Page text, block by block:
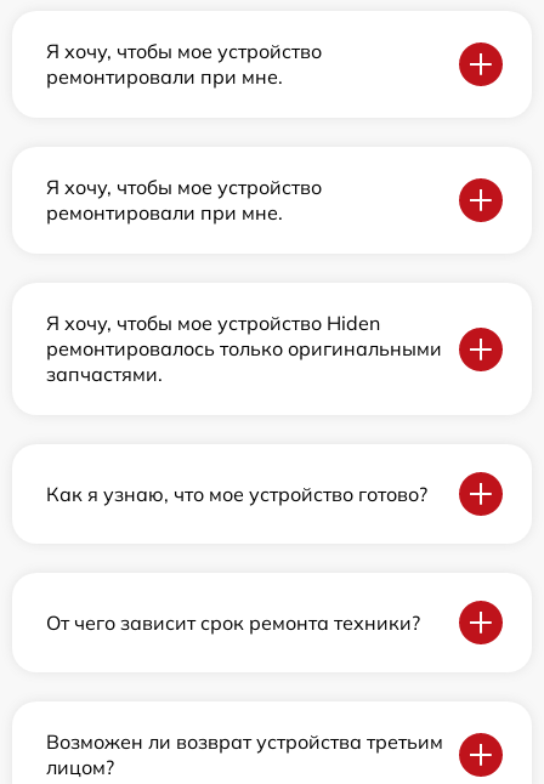
Я хочу, чтобы мое устройство
ремонтировали при мне.
Я хочу, чтобы мое устройство
ремонтировали при мне.
Я хочу, чтобы мое устройство Hiden
ремонтировалось только оригинальными
запчастями.
Как я узнаю, что мое устройство готово?
От чего зависит срок ремонта техники?
Возможен ли возврат устройства третьим
лицом?